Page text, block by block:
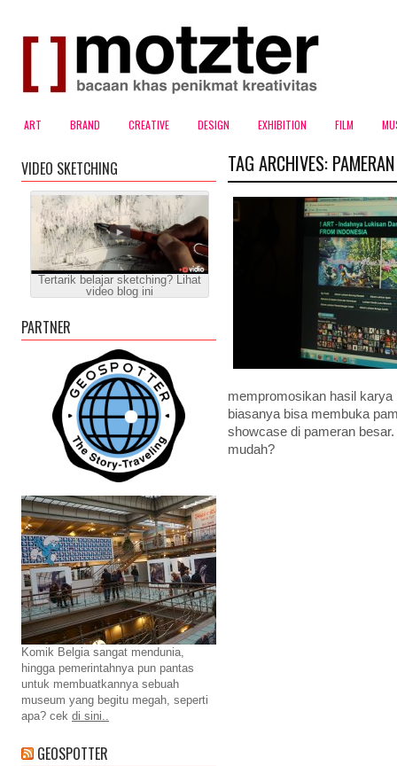
ART BRAND CREATIVE DESIGN EXHIBITION FILM
TAG ARCHIVES:
mempromosikan hasil
biasanya bisa membuka
showcase di pameran
mudah?
VIDEO SKETCHING
Tertarik belajar sketching? Lihat
video blog ini
PARTNER
Komik Belgia sangat mendunia,
hingga pemerintahnya pun pantas
untuk membuatkannya sebuah
museum yang begitu megah, seperti
apa? cek di sini..
GEOSPOTTER